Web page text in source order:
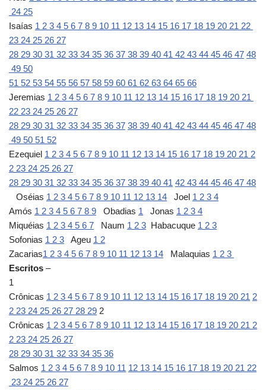
24 25
Isaías 1 2 3 4 5 6 7 8 9 10 11 12 13 14 15 16 17 18 19 20 21 22
23 24 25 26 27
28 29 30 31 32 33 34 35 36 37 38 39 40 41 42 43 44 45 46 47 48
49 50
51 52 53 54 55 56 57 58 59 60 61 62 63 64 65 66
Jeremias 1 2 3 4 5 6 7 8 9 10 11 12 13 14 15 16 17 18 19 20 21
22 23 24 25 26 27
28 29 30 31 32 33 34 35 36 37 38 39 40 41 42 43 44 45 46 47 48
49 50 51 52
Ezequiel 1 2 3 4 5 6 7 8 9 10 11 12 13 14 15 16 17 18 19 20 21 2
2 23 24 25 26 27
28 29 30 31 32 33 34 35 36 37 38 39 40 41 42 43 44 45 46 47 48
Oséias 1 2 3 4 5 6 7 8 9 10 11 12 13 14 Joel 1 2 3 4
Amós 1 2 3 4 5 6 7 8 9 Obadias 1 Jonas 1 2 3 4
Miquéias 1 2 3 4 5 6 7 Naum 1 2 3 Habacuque 1 2 3
Sofonias 1 2 3 Ageu 1 2
Zacarias1 2 3 4 5 6 7 8 9 10 11 12 13 14 Malaquias 1 2 3
Escritos –
1
Crônicas 1 2 3 4 5 6 7 8 9 10 11 12 13 14 15 16 17 18 19 20 21 2
2 23 24 25 26 27 28 29 2
Crônicas 1 2 3 4 5 6 7 8 9 10 11 12 13 14 15 16 17 18 19 20 21 2
2 23 24 25 26 27
28 29 30 31 32 33 34 35 36
Salmos 1 2 3 4 5 6 7 8 9 10 11 12 13 14 15 16 17 18 19 20 21 22
23 24 25 26 27